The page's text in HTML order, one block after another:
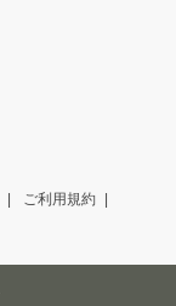
ご利用規約